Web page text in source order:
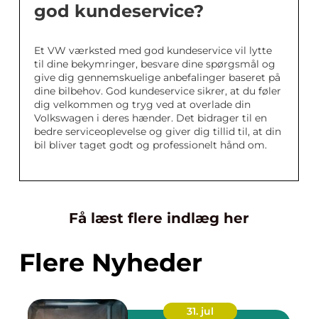
god kundeservice?
Et VW værksted med god kundeservice vil lytte
til dine bekymringer, besvare dine spørgsmål og
give dig gennemskuelige anbefalinger baseret på
dine bilbehov. God kundeservice sikrer, at du føler
dig velkommen og tryg ved at overlade din
Volkswagen i deres hænder. Det bidrager til en
bedre serviceoplevelse og giver dig tillid til, at din
bil bliver taget godt og professionelt hånd om.
Få læst flere indlæg her
Flere Nyheder
31. jul